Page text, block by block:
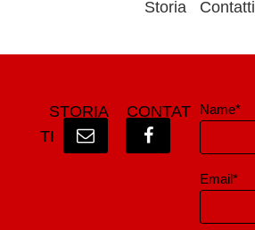
Storia Contatti
STORIA
CONTAT
TI
Name*
Email*